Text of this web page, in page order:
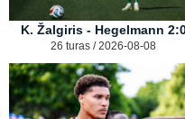
K. Žalgiris - Hegelmann
26 turas / 2026-08-08